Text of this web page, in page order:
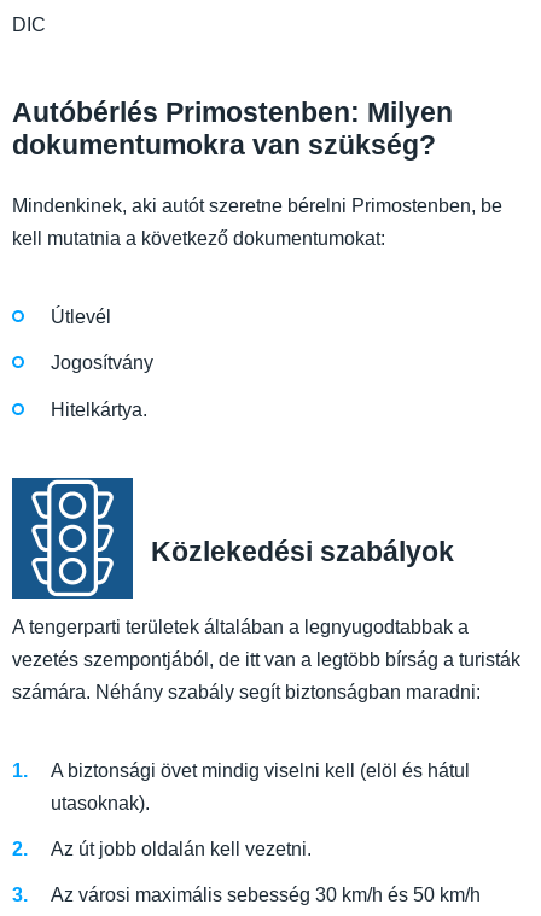
DIC
Autóbérlés Primostenben: Milyen
dokumentumokra van szükség?
Mindenkinek, aki autót szeretne bérelni Primostenben, be
kell mutatnia a következő dokumentumokat:
Útlevél
Jogosítvány
Hitelkártya.
Közlekedési szabályok
A tengerparti területek általában a legnyugodtabbak a
vezetés szempontjából, de itt van a legtöbb bírság a turisták
számára. Néhány szabály segít biztonságban maradni:
A biztonsági övet mindig viselni kell (elöl és hátul
utasoknak).
Az út jobb oldalán kell vezetni.
Az városi maximális sebesség 30 km/h és 50 km/h